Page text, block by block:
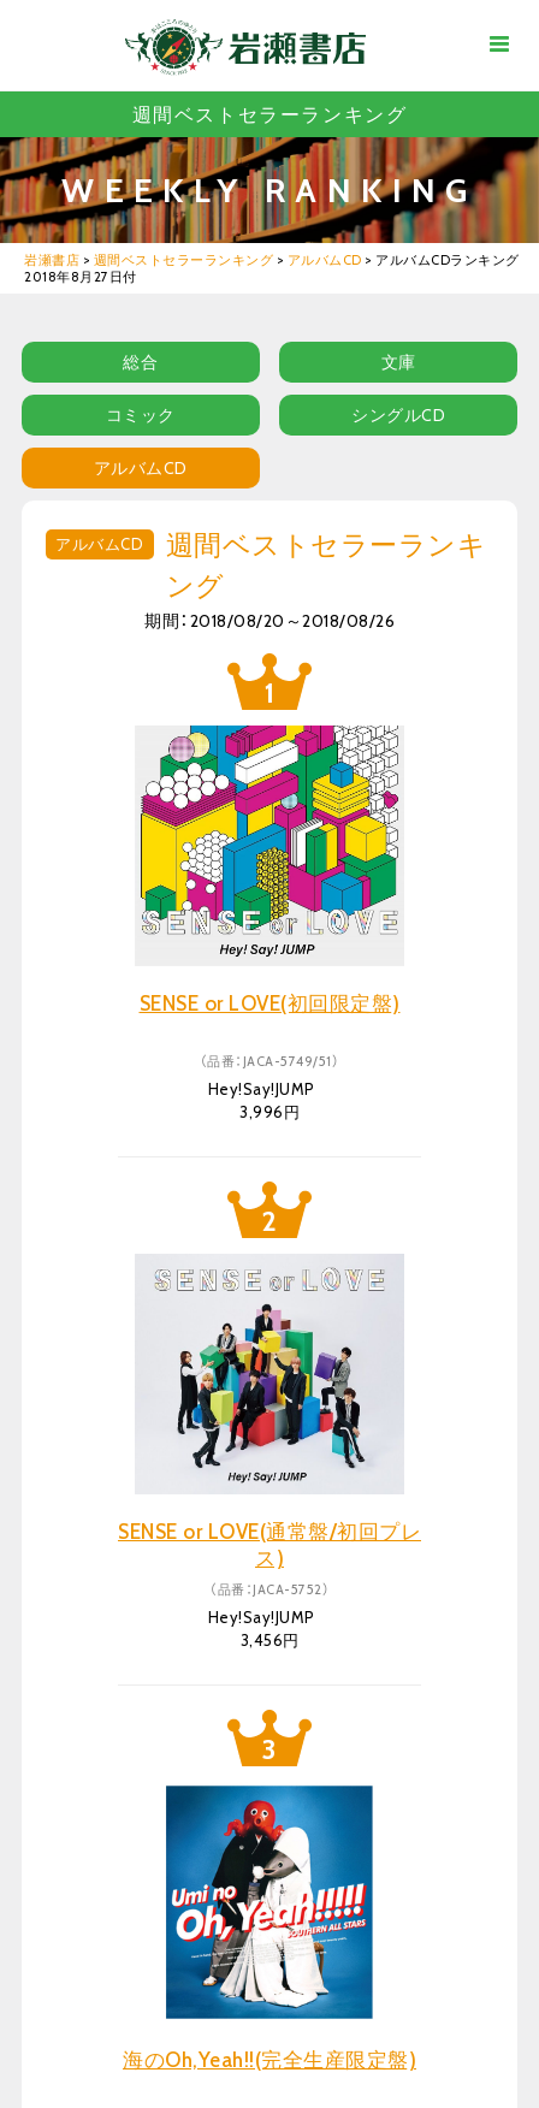
週間ベストセラーランキング
WEEKLY RANKING
岩瀬書店 > 週間ベストセラーランキング > アルバムCD > アルバムCDランキング
2018年8月27日付
総合 文庫
コミック シングルCD
アルバムCD
アルバムCD
週間ベストセラーランキ
ング
期間：2018/08/20～2018/08/26
SENSE or LOVE(初回限定盤)
（品番：JACA-5749/51）
Hey!Say!JUMP
3,996円
SENSE or LOVE(通常盤/初回プレ
ス)
（品番：JACA-5752）
Hey!Say!JUMP
3,456円
海のOh,Yeah!!(完全生産限定盤)